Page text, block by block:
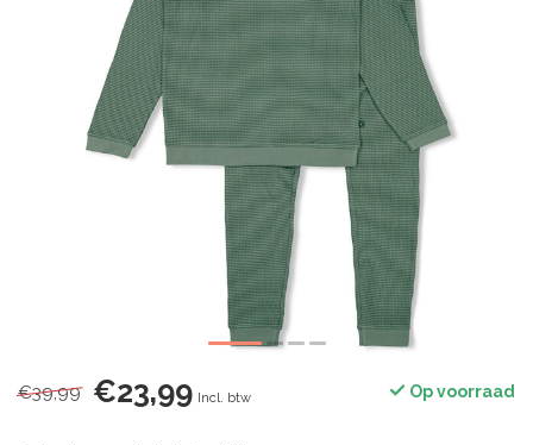
€39,99 €23,99 Incl. btw Op voorraad